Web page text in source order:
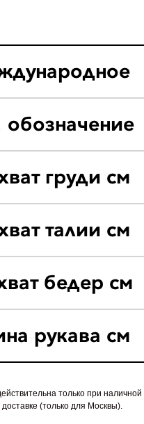
только при наличной
(только для Москвы).